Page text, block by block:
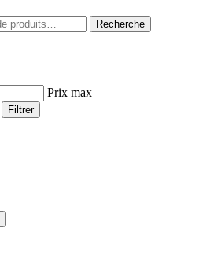
Recherche
Prix max
Filtrer